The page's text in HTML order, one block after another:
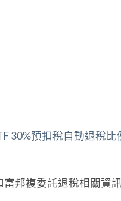
30%預扣稅自動退稅比
邦複委託退稅相關資